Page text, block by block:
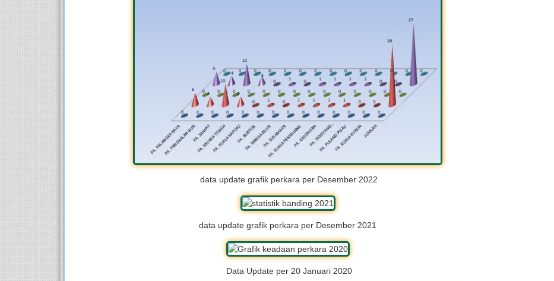
data update grafik perkara per Desember 2022
data update grafik perkara per Desember 2021
Data Update per 20 Januari 2020